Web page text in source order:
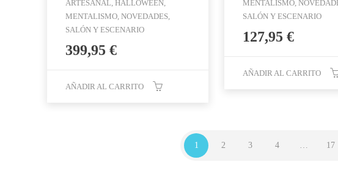
ARTESANAL, HALLOWEEN,
MENTALISMO, NOVEDADES,
SALÓN Y ESCENARIO
399,95 €
AÑADIR AL CARRITO
MENTALISMO,
SALÓN Y ESCENARIO
127,95 €
AÑADIR AL CARRITO
1 2 3 4 17